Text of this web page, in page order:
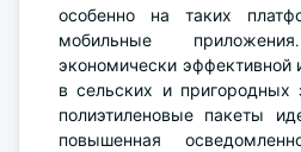
особенно на таких
мобильные
экономически эффективной
в сельских и пригородных
полиэтиленовые пакеты
повышенная